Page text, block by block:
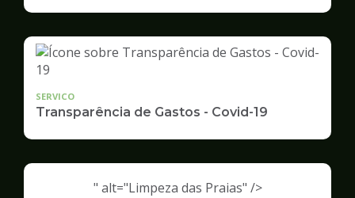
Infraestrutura
Serviços
Públicos
SERVICO
Transparência de Gastos - Covid-19
" alt="Limpeza das Praias" />